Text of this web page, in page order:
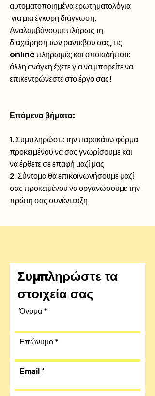
αυτοματοποιημένα ερωτηματολόγια
για μια έγκυρη διάγνωση.
Αναλαμβάνουμε πλήρως τη
διαχείρηση των ραντεβού σας, τις
online πληρωμές και οποιαδήποτε
άλλη ανάγκη έχετε για να μπορείτε να
επικεντρώνεστε στο έργο σας!
Επόμενα βήματα:
1. Συμπληρώστε την παρακάτω φόρμα
προκειμένου να σας γνωρίσουμε και
να έρθετε σε επαφή μαζί μας
2. Σύντομα θα επικοινωνήσουμε μαζί
σας προκειμένου να οργανώσουμε την
πρώτη σας συνέντευξη
Συμπληρώστε τα
στοιχεία σας
Όνομα
Επώνυμο
Email